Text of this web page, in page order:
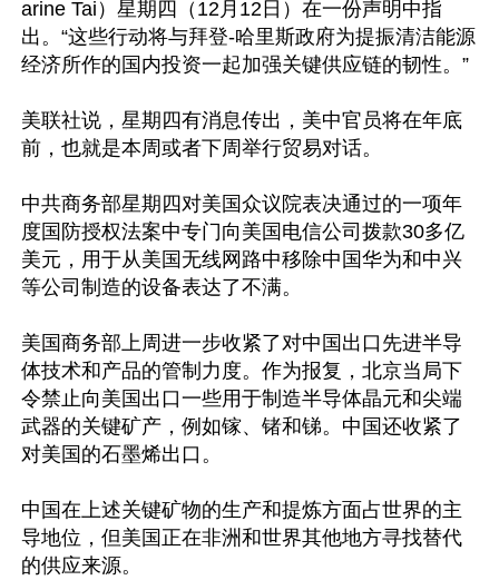
arine Tai）星期四（12月12日）在一份声明中指
出。“这些行动将与拜登-哈里斯政府为提振清洁能源
经济所作的国内投资一起加强关键供应链的韧性。”
美联社说，星期四有消息传出，美中官员将在年底
前，也就是本周或者下周举行贸易对话。
中共商务部星期四对美国众议院表决通过的一项年
度国防授权法案中专门向美国电信公司拨款30多亿
美元，用于从美国无线网路中移除中国华为和中兴
等公司制造的设备表达了不满。
美国商务部上周进一步收紧了对中国出口先进半导
体技术和产品的管制力度。作为报复，北京当局下
令禁止向美国出口一些用于制造半导体晶元和尖端
武器的关键矿产，例如镓、锗和锑。中国还收紧了
对美国的石墨烯出口。
中国在上述关键矿物的生产和提炼方面占世界的主
导地位，但美国正在非洲和世界其他地方寻找替代
的供应来源。